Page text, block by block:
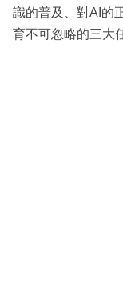
識的普及、對AI的
育不可忽略的三大